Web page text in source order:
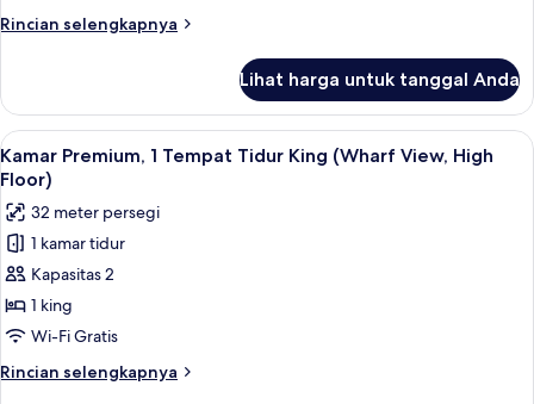
King
Rincian selengkapnya
Rincian
Suite,
Tempat
Tidur
(Water)
Lihat harga untuk tanggal Anda
Lihat
semua
foto
untuk
Kamar
Premium,
1
Tempat
Tidur
King
Kamar Premium, 1 Tempat Tidur
5
Kamar Premium, 1 Tempat Tidur King (Wharf View, High
Floor)
32 meter persegi
1 kamar tidur
Kapasitas 2
1 king
Wi-Fi Gratis
Rincian selengkapnya
Rincian